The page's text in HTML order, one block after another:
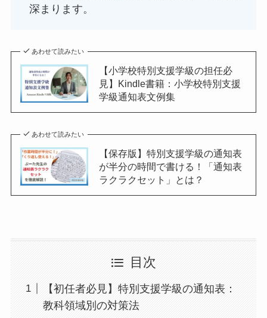
深まります。
あわせて読みたい
【小学校特別支援学級の担任必
見】Kindle書籍：小学校特別支援
学級通知表文例集
あわせて読みたい
【保存版】特別支援学級の通知表
が半分の時間で書ける！「通知表
ラクラクセット」とは？
目次
【初任者必見】特別支援学級の通知表：
教科領域別の対策法